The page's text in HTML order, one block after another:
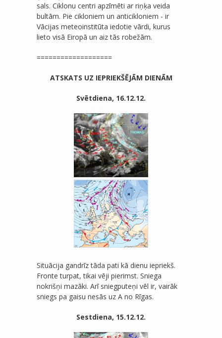
sals. Ciklonu centri apzīmēti ar riņķa veida
bultām. Pie cikloniem un anticikloniem - ir
Vācijas meteoinstitūta iedotie vārdi, kurus
lieto visā Eiropā un aiz tās robežām.
===================
ATSKATS UZ IEPRIEKŠĒJĀM DIENĀM
Svētdiena, 16.12.12.
Situācija gandrīz tāda pati kā dienu iepriekš.
Fronte turpat, tikai vēji pierimst. Sniega
nokrišņi mazāki. Arī sniegputeņi vēl ir, vairāk
sniegs pa gaisu nesās uz A no Rīgas.
Sestdiena, 15.12.12.